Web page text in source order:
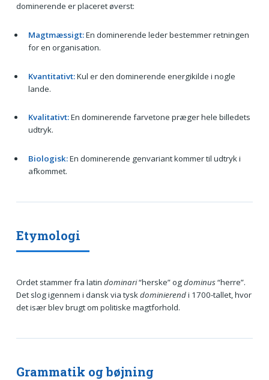
dominerende er placeret øverst:
Magtmæssigt:En dominerende leder bestemmer retningen
for en organisation.
Kvantitativt:Kul er den dominerende energikilde i nogle
lande.
Kvalitativt:En dominerende farvetone præger hele billedets
udtryk.
Biologisk:En dominerende genvariant kommer til udtryk i
afkommet.
Etymologi
Ordet stammer fra latin dominari“herske” ogdominus“herre”.
Det slog igennem i dansk via tyskdominierendi 1700-tallet, hvor
det især blev brugt om politiske magtforhold.
Grammatik og bøjning